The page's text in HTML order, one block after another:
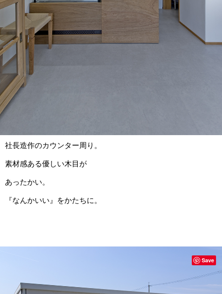
社長造作のカウンター周り。
素材感ある優しい木目が
あったかい。
『なんかいい』をかたちに。
Save